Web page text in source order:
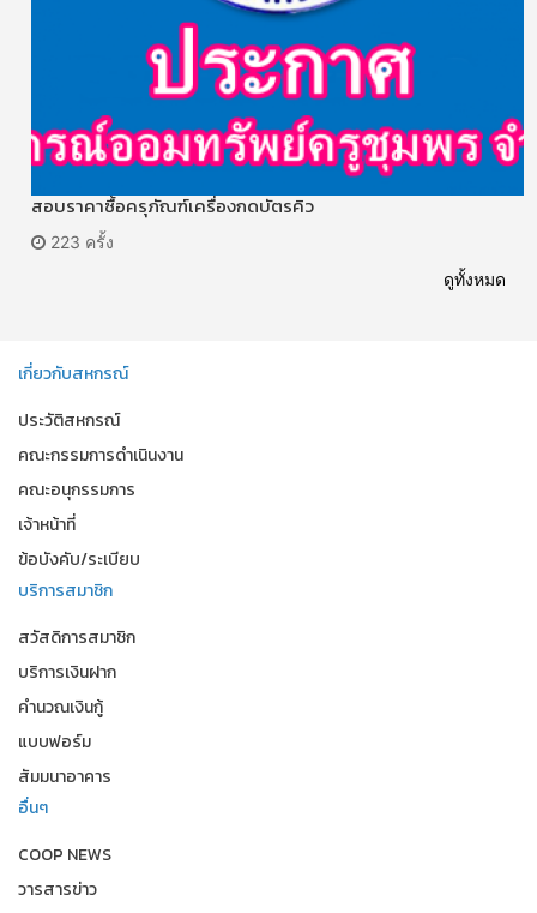
สอบราคาซื้อครุภัณฑ์เครื่องกดบัตรคิว
223 ครั้ง
ดูทั้งหมด
เกี่ยวกับสหกรณ์
ประวัติสหกรณ์
คณะกรรมการดำเนินงาน
คณะอนุกรรมการ
เจ้าหน้าที่
ข้อบังคับ/ระเบียบ
บริการสมาชิก
สวัสดิการสมาชิก
บริการเงินฝาก
คำนวณเงินกู้
แบบฟอร์ม
สัมมนาอาคาร
อื่นๆ
COOP NEWS
วารสารข่าว